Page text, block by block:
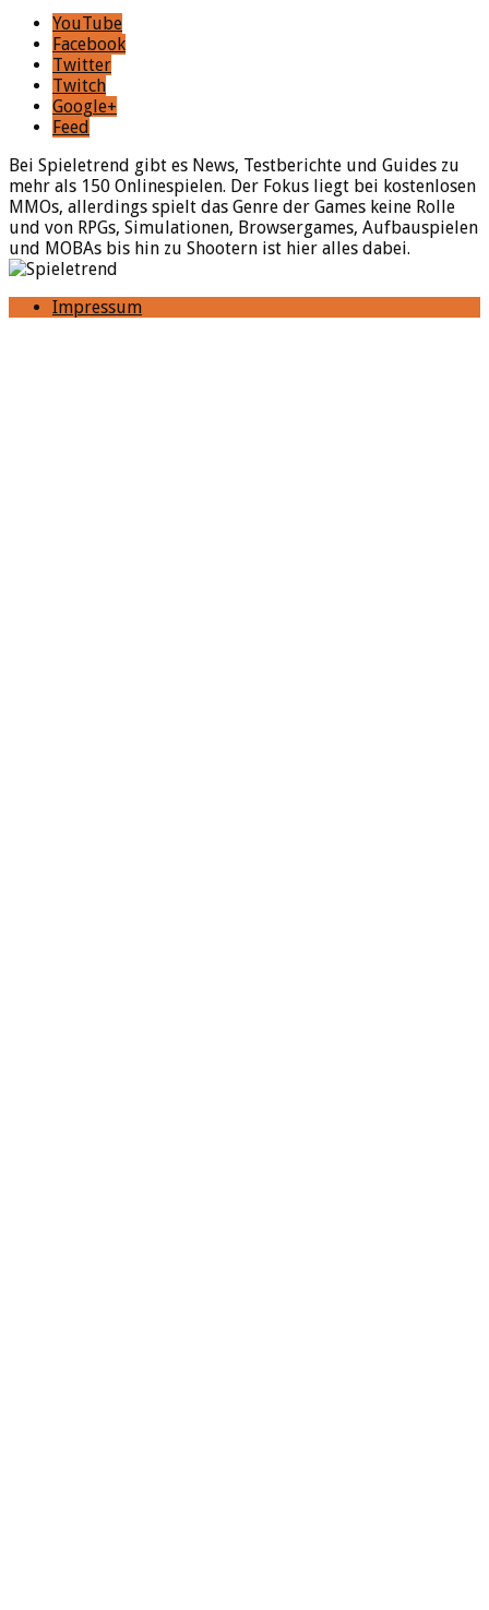
YouTube
Facebook
Twitter
Twitch
Google+
Feed
Bei Spieletrend gibt es News, Testberichte und Guides zu
mehr als 150 Onlinespielen. Der Fokus liegt bei kostenlosen
MMOs, allerdings spielt das Genre der Games keine Rolle
und von RPGs, Simulationen, Browsergames, Aufbauspielen
und MOBAs bis hin zu Shootern ist hier alles dabei.
Impressum